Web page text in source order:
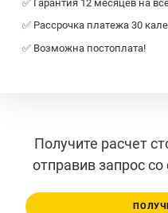
✅ Гарантия 12 месяцев на
✅ Рассрочка платежа 30
✅ Возможна постоплата!
Получите расчет
отправив запрос